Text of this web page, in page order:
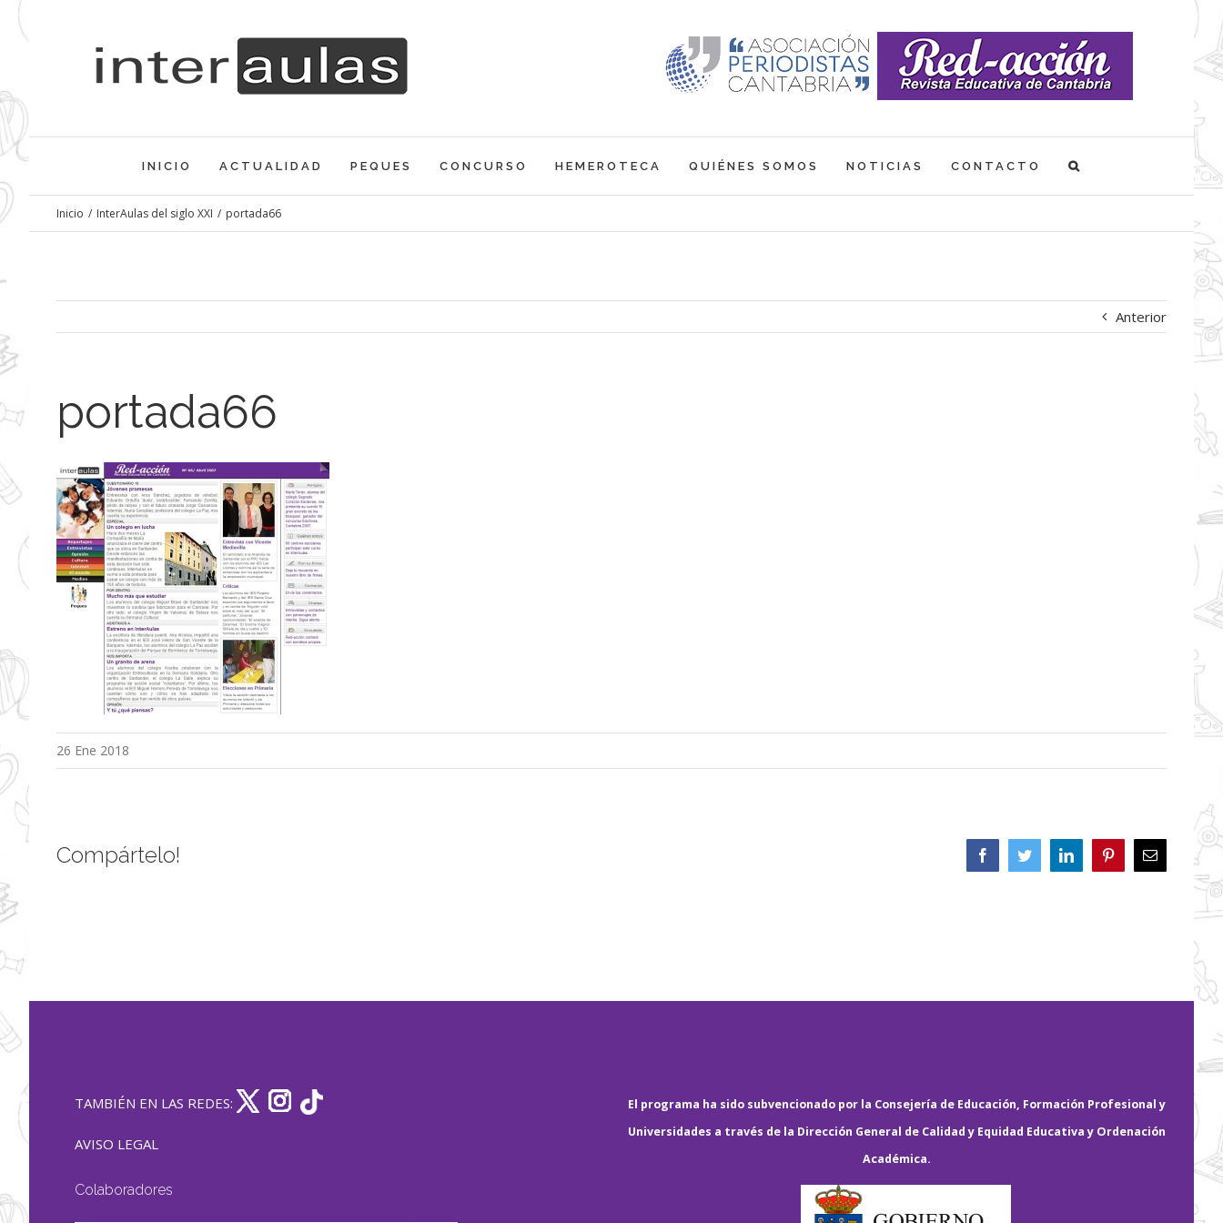
INICIO ACTUALIDAD PEQUES CONCURSO HEMEROTECA QUIÉNES SOMOS NOTICIAS CONTACTO
Inicio / InterAulas del siglo XXI / portada66
Anterior
portada66
26 Ene 2018
Compártelo! FacebookTwitterLinkedIn PinterestCorreo
electrónico
TAMBIÉN EN LAS REDES:
AVISO LEGAL
Colaboradores
El programa ha sido subvencionado por la Consejería de Educación, Formación Profesional y
Universidades a través de la Dirección General de Calidad y Equidad Educativa y Ordenación
Académica.